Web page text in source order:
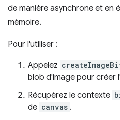
de manière asynchrone et en
mémoire.
Pour l'utiliser :
Appelez
blob d'image pour créer
Récupérez le contexte
de canvas .